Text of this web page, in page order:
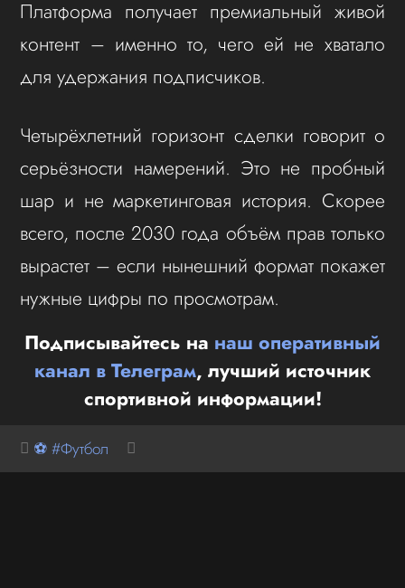
Платформа получает премиальный живой
контент – именно то, чего ей не хватало
для удержания подписчиков.
Четырёхлетний горизонт сделки говорит о
серьёзности намерений. Это не пробный
шар и не маркетинговая история. Скорее
всего, после 2030 года объём прав только
вырастет – если нынешний формат покажет
нужные цифры по просмотрам.
Подписывайтесь на наш оперативный
канал в Телеграм, лучший источник
спортивной информации!
⚽ #Футбол